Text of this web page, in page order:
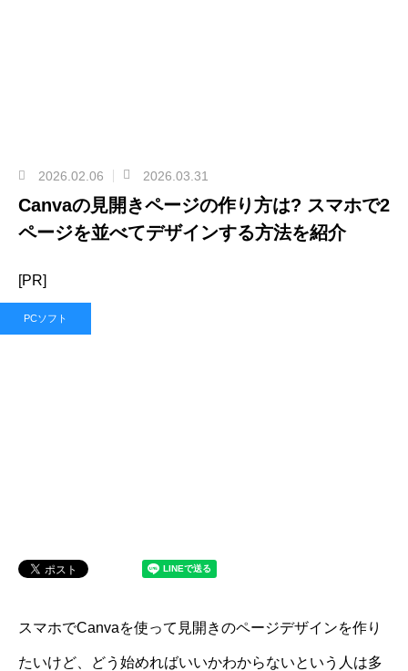
2026.02.06 2026.03.31
Canvaの見開きページの作り方は? スマホで2
ページを並べてデザインする方法を紹介
[PR]
PCソフト
スマホでCanvaを使って見開きのページデザインを作り
たいけど、どう始めればいいかわからないという人は多